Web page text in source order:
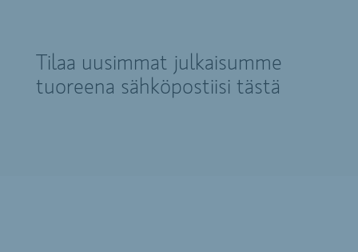
Tilaa uusimmat julkaisumme
tuoreena sähköpostiisi tästä